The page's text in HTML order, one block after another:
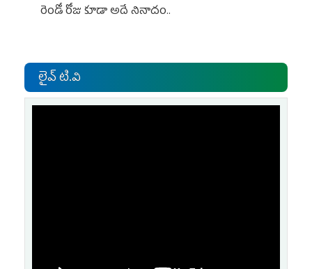
రెండో రోజు కూడా అదే నినాదం..
లైవ్ టి.వి